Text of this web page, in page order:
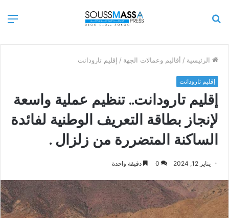
الرئيسية / أقاليم وعمالات الجهة / إقليم تارودانت
إقليم تارودانت
إقليم تارودانت.. تنظيم عملية واسعة
لإنجاز بطاقة التعريف الوطنية لفائدة
الساكنة المتضررة من زلزال .
يناير 12, 2024 0 دقيقة واحدة